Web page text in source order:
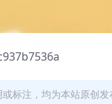
标注，均为本站原创